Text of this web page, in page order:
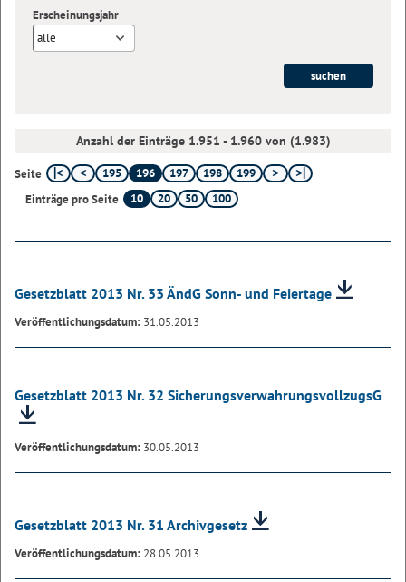
Erscheinungsjahr
alle
Anzahl der Einträge 1.951 - 1.960 von (1.983)
Seite 195 196 197 198
199
Einträge pro Seite
10 20 50 100
Gesetzblatt 2013 Nr. 33 ÄndG Sonn- und Feiertage
Veröffentlichungsdatum: 31.05.2013
Gesetzblatt 2013 Nr. 32 SicherungsverwahrungsvollzugsG
Veröffentlichungsdatum: 30.05.2013
Gesetzblatt 2013 Nr. 31 Archivgesetz
Veröffentlichungsdatum: 28.05.2013